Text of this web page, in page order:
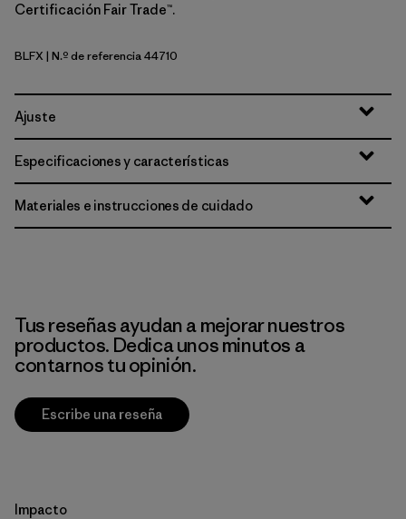
Certificación Fair Trade™.
Black - Forge Grey X-Dye
BLFX | N.º de referencia 44710
Ajuste
Especificaciones y características
Materiales e instrucciones de cuidado
Tus reseñas ayudan a mejorar nuestros
productos. Dedica unos minutos a
contarnos tu opinión.
Escribe una reseña
Impacto